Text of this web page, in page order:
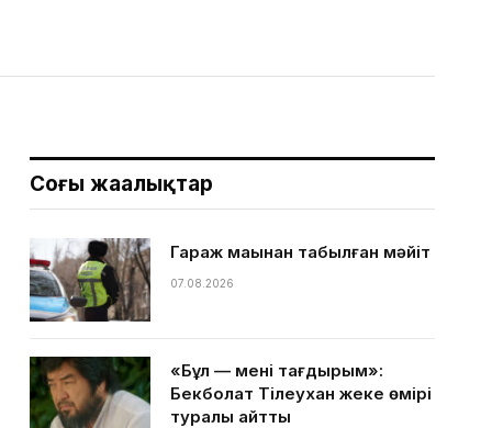
Соңғы жаңалықтар
Гараж маңынан табылған мәйіт
07.08.2026
«Бұл — менің тағдырым»:
Бекболат Тілеухан жеке өмірі
туралы айтты